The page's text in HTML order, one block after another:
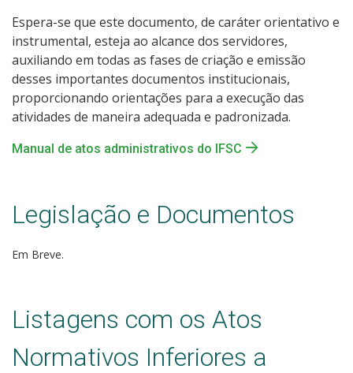
Espera-se que este documento, de caráter orientativo e
instrumental, esteja ao alcance dos servidores,
auxiliando em todas as fases de criação e emissão
desses importantes documentos institucionais,
proporcionando orientações para a execução das
atividades de maneira adequada e padronizada.
Manual de atos administrativos do IFSC
Legislação e Documentos
Em Breve.
Listagens com os Atos
Normativos Inferiores a